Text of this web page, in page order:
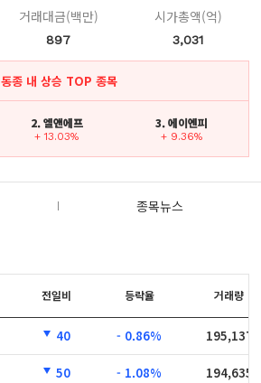
거래대금(백만)
897
시가총액(억)
3,031
동종 내 상승 TOP 종목
2. 엘앤에프
+ 13.03%
3. 에이엔피
+ 9.36%
종목뉴스
전일비 등락율 거래량
40 - 0.86% 195,137
50 - 1.08% 194,635